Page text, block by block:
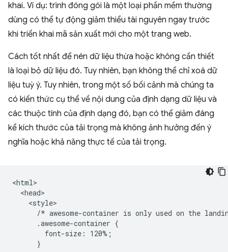
khai. Ví dụ: trình đóng gói là một loại phần mềm thường
dùng có thể tự động giảm thiểu tài nguyên ngay trước
khi triển khai mã sản xuất mới cho một trang web.
Cách tốt nhất để nén dữ liệu thừa hoặc không cần thiết
là loại bỏ dữ liệu đó. Tuy nhiên, bạn không thể chỉ xoá dữ
liệu tuỳ ý. Tuy nhiên, trong một số bối cảnh mà chúng ta
có kiến thức cụ thể về nội dung của định dạng dữ liệu và
các thuộc tính của định dạng đó, bạn có thể giảm đáng
kể kích thước của tải trọng mà không ảnh hưởng đến ý
nghĩa hoặc khả năng thực tế của tải trọng.
<html>
  <head>
    <style>
/* awesome-container is only used on the
      .awesome-container {
        font-size: 120%;
      }